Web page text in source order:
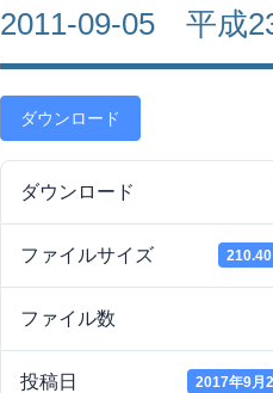
会員様専
パスワー
する
求人案内
2011-09-05 平成
ダウンロード
ダウンロード
ファイルサイズ
ファイル数
投稿日 2017年9月